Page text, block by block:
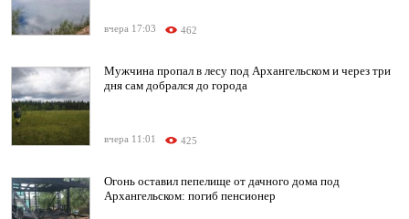
вчера 17:03 462
Мужчина пропал в лесу под Архангельском и через три
дня сам добрался до города
вчера 11:01 425
Огонь оставил пепелище от дачного дома под
Архангельском: погиб пенсионер